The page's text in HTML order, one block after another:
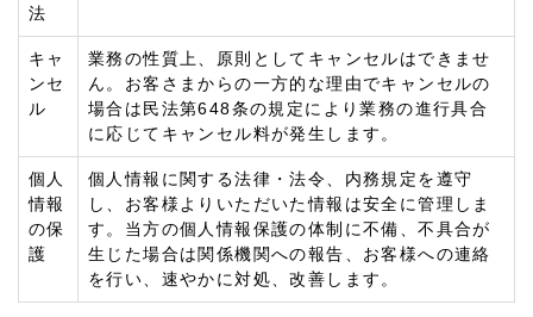
法
キャ
ンセ
ル
業務の性質上、原則としてキャンセルはできませ
ん。お客さまからの一方的な理由でキャンセルの
場合は民法第648条の規定により業務の進行具合
に応じてキャンセル料が発生します。
個人
情報
の保
護
個人情報に関する法律・法令、内務規定を遵守
し、お客様よりいただいた情報は安全に管理しま
す。当方の個人情報保護の体制に不備、不具合が
生じた場合は関係機関への報告、お客様への連絡
を行い、速やかに対処、改善します。